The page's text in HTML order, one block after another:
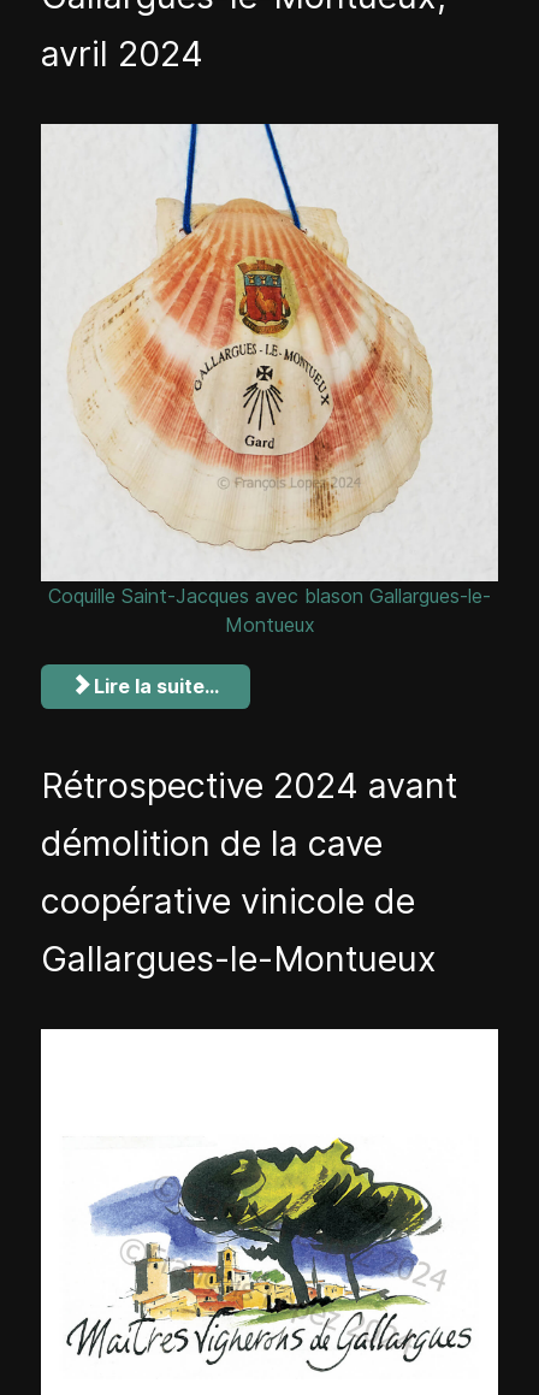
avril 2024
Coquille Saint-Jacques avec blason Gallargues-le-
Montueux
Lire la suite...
Rétrospective 2024 avant
démolition de la cave
coopérative vinicole de
Gallargues-le-Montueux